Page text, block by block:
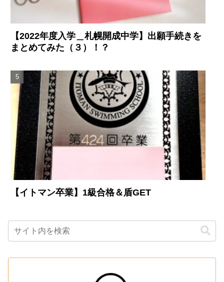
【2022年度入学＿札幌開成中学】出願手続きを
まとめてみた（３）！？
【イトマン卒業】1級合格＆盾GET